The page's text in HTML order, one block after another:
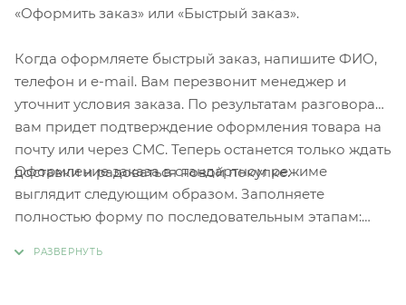
«Оформить заказ» или «Быстрый заказ».
Когда оформляете быстрый заказ, напишите ФИО,
телефон и e-mail. Вам перезвонит менеджер и
уточнит условия заказа. По результатам разговора
вам придет подтверждение оформления товара на
почту или через СМС. Теперь останется только ждать
доставки и радоваться новой покупке.
Оформление заказа в стандартном режиме
выглядит следующим образом. Заполняете
полностью форму по последовательным этапам: